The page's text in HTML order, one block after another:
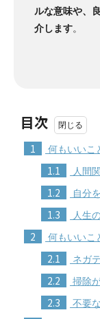
ルな意味や、
介します。
目次
1 何もいいこ
1.1 人間
1.2 自分
1.3 人生
2 何もいいこ
2.1 ネガ
2.2 掃除
2.3 不要